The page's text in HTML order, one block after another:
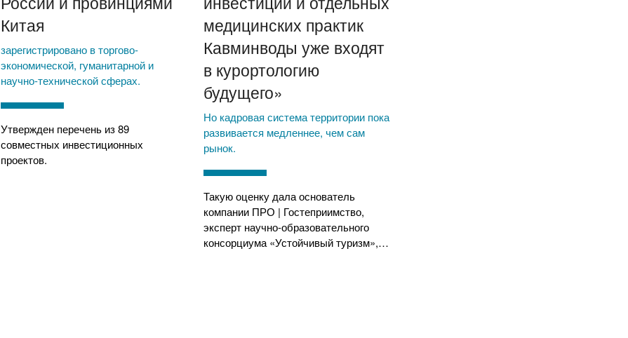
Китая
зарегистрировано в торгово-
экономической, гуманитарной и
научно-технической сферах.
Утвержден перечень из 89
совместных инвестиционных
проектов.
медицинских практик
Кавминводы уже входят
в курортологию
будущего»
Но кадровая система территории пока
развивается медленнее, чем сам
рынок.
Такую оценку дала основатель
компании ПРО | Гостеприимство,
эксперт научно-образовательного
консорциума «Устойчивый туризм»,…